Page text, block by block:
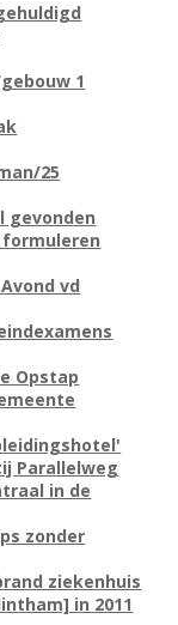
1
25
gevonden
formuleren
vd
Opstap
Parallelweg
in de
zonder
ziekenhuis
in 2011